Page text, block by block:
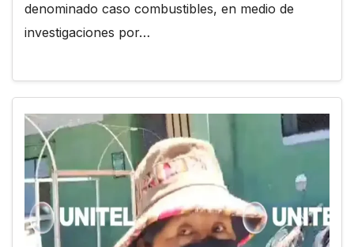
denominado caso combustibles, en medio de
investigaciones por…